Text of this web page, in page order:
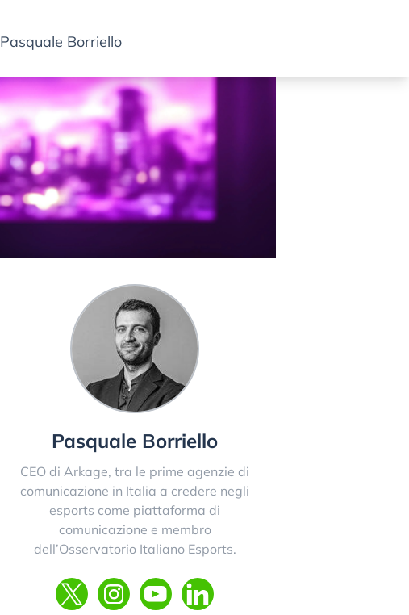
Pasquale Borriello
Pasquale Borriello
CEO di Arkage, tra le prime agenzie di
comunicazione in Italia a credere negli
esports come piattaforma di
comunicazione e membro
dell’Osservatorio Italiano Esports.